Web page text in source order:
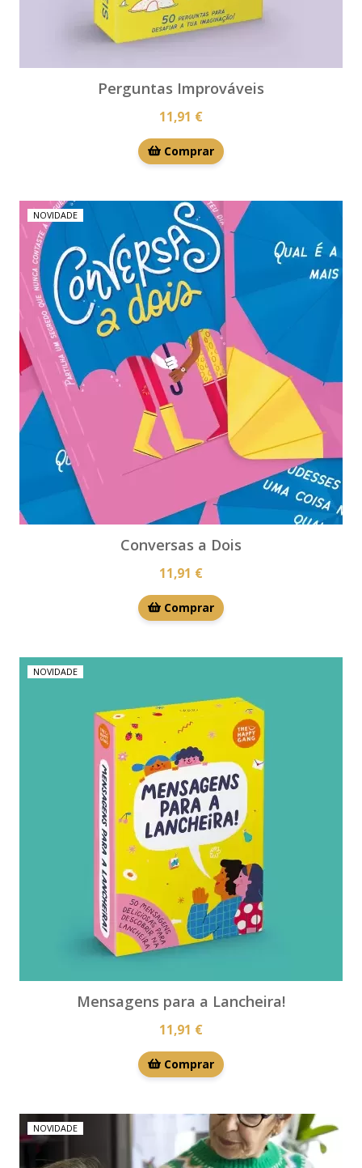
Perguntas Improváveis
11,91 €
Comprar
NOVIDADE
Conversas a Dois
11,91 €
Comprar
NOVIDADE
Mensagens para a Lancheira!
11,91 €
Comprar
NOVIDADE